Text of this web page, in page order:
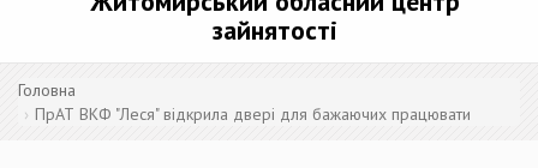
зайнятості
Головна
ПрАТ ВКФ "Леся" відкрила двері для бажаючих працювати